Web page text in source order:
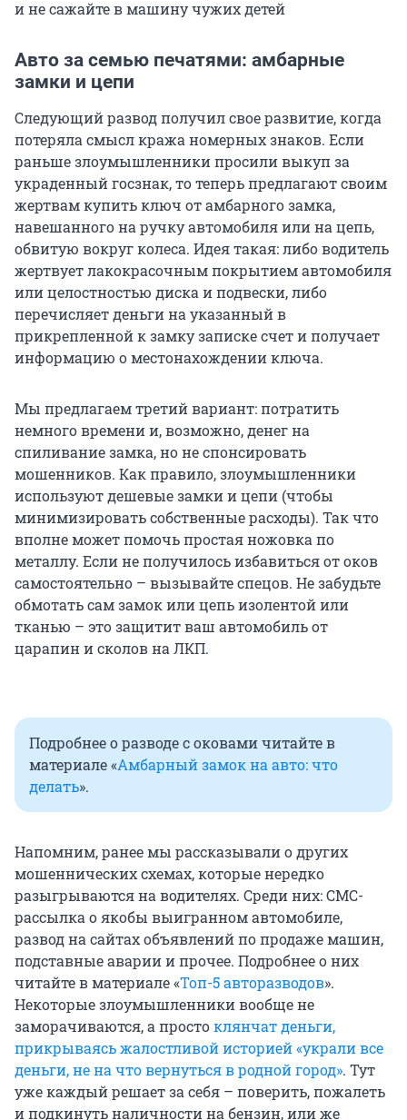
и не сажайте в машину чужих детей
Авто за семью печатями: амбарные
замки и цепи
Следующий развод получил свое развитие, когда
потеряла смысл кража номерных знаков. Если
раньше злоумышленники просили выкуп за
украденный госзнак, то теперь предлагают своим
жертвам купить ключ от амбарного замка,
навешанного на ручку автомобиля или на цепь,
обвитую вокруг колеса. Идея такая: либо водитель
жертвует лакокрасочным покрытием автомобиля
или целостностью диска и подвески, либо
перечисляет деньги на указанный в
прикрепленной к замку записке счет и получает
информацию о местонахождении ключа.
Мы предлагаем третий вариант: потратить
немного времени и, возможно, денег на
спиливание замка, но не спонсировать
мошенников. Как правило, злоумышленники
используют дешевые замки и цепи (чтобы
минимизировать собственные расходы). Так что
вполне может помочь простая ножовка по
металлу. Если не получилось избавиться от оков
самостоятельно – вызывайте спецов. Не забудьте
обмотать сам замок или цепь изолентой или
тканью – это защитит ваш автомобиль от
царапин и сколов на ЛКП.
Подробнее о разводе с оковами читайте в
материале «Амбарный замок на авто: что
делать».
Напомним, ранее мы рассказывали о других
мошеннических схемах, которые нередко
разыгрываются на водителях. Среди них: СМС-
рассылка о якобы выигранном автомобиле,
развод на сайтах объявлений по продаже машин,
подставные аварии и прочее. Подробнее о них
читайте в материале «Топ-5 авторазводов».
Некоторые злоумышленники вообще не
заморачиваются, а простоклянчат деньги,
прикрываясь жалостливой историей «украли все
деньги, не на что вернуться в родной город». Тут
уже каждый решает за себя – поверить, пожалеть
и подкинуть наличности на бензин, или же